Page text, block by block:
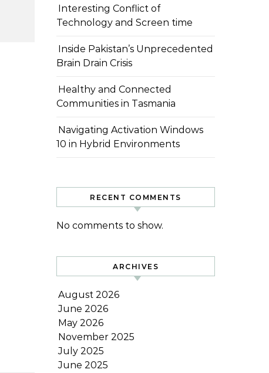
Interesting Conflict of
Technology and Screen time
Inside Pakistan’s Unprecedented
Brain Drain Crisis
Healthy and Connected
Communities in Tasmania
Navigating Activation Windows
10 in Hybrid Environments
RECENT COMMENTS
No comments to show.
ARCHIVES
August 2026
June 2026
May 2026
November 2025
July 2025
June 2025